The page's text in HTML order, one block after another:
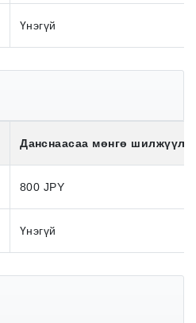
Үнэгүй
Данснаасаа мөнгө
800 JPY
Үнэгүй